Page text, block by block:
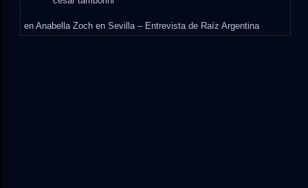
enAnabella Zoch en Sevilla – Entrevista de Raíz Argentina